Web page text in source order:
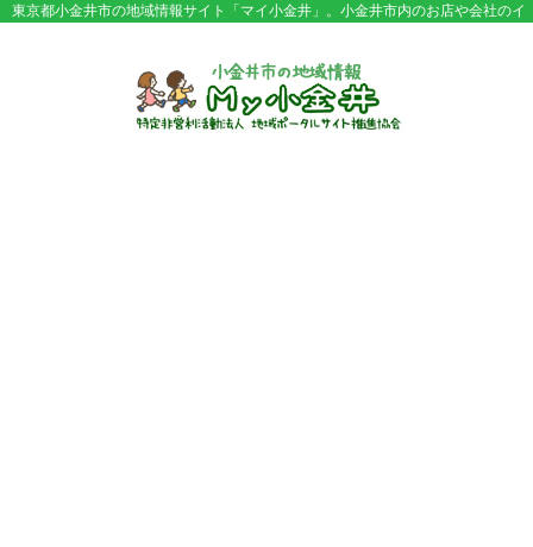
東京都小金井市の地域情報サイト「マイ小金井」。小金井市内のお店や会社のイ